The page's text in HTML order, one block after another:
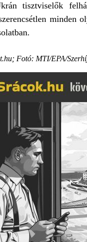
tisztviselők
Fotó: MTI/EPA/